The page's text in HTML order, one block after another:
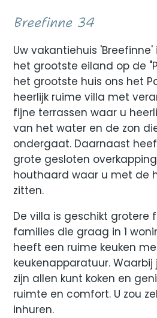
Breefinne 34
Uw vakantiehuis
het grootste eiland op de
het grootste huis ons het
heerlijk ruime villa met
fijne terrassen waar u
van het water en de zon
ondergaat. Daarnaast
grote gesloten
houthaard waar u met de
zitten.
De villa is geschikt grotere
families die graag in 1
heeft een ruime keuken
keukenapparatuur.
zijn allen kunt koken en
ruimte en comfort. U zou
inhuren.